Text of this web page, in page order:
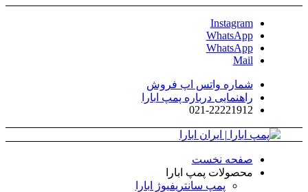
Instagram
WhatsApp
WhatsApp
Mail
شماره واتس اپ فروش
راهنمایی درباره پمپ ابارا
021-22221912
صفحه نخست
محصولات پمپ ابارا
پمپ سانتریفیوژ ابارا